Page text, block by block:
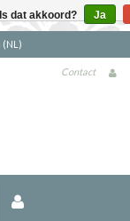
boven €90 (NL)
Contact
dat akkoord? Ja